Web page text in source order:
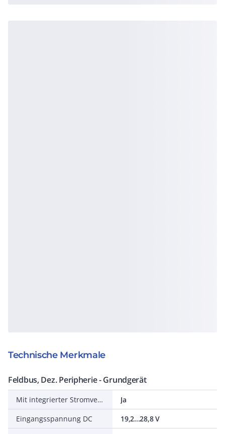
Technische Merkmale
Feldbus, Dez. Peripherie - Grundgerät
Mit integrierter Stromversorgung
Ja
Eingangsspannung DC
19,2...28,8 V